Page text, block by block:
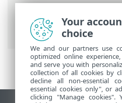
ESET Online-Hilfe>
Erweiterte
Fehlerbehebung>
Your
choice
We and our partners use
optimized online
and serve you with
collection of all cookies by
decline all non-essential
essential cookies only", or
clicking "Manage